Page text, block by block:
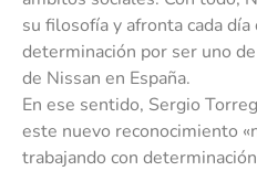
su filosofía y afronta cada
determinación por ser uno
de Nissan en España.
En ese sentido, Sergio
este nuevo reconocimiento
trabajando con